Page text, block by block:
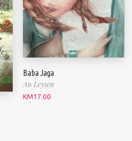
Baba Jaga
An Leysen
KM17.00